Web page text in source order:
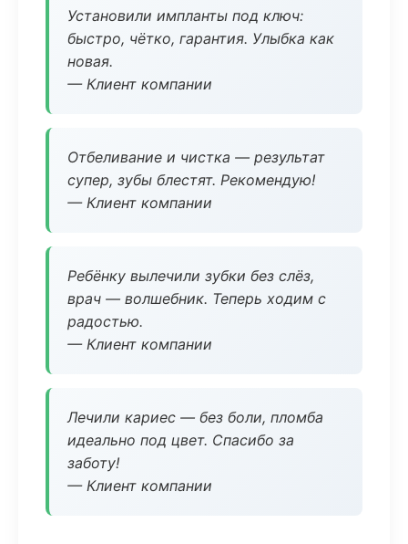
Установили импланты под ключ:
быстро, чётко, гарантия. Улыбка как
новая.
— Клиент компании
Отбеливание и чистка — результат
супер, зубы блестят. Рекомендую!
— Клиент компании
Ребёнку вылечили зубки без слёз,
врач — волшебник. Теперь ходим с
радостью.
— Клиент компании
Лечили кариес — без боли, пломба
идеально под цвет. Спасибо за
заботу!
— Клиент компании